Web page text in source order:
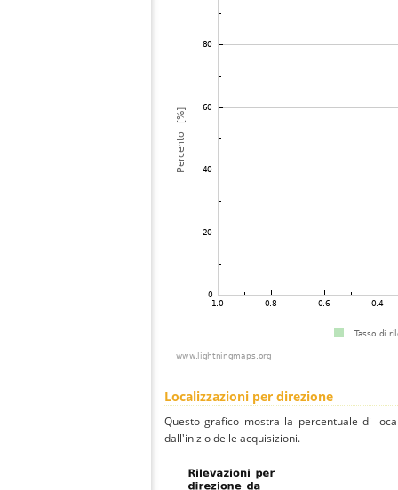
Localizzazioni per direzione
Questo grafico mostra la percentuale di
dall'inizio delle acquisizioni.